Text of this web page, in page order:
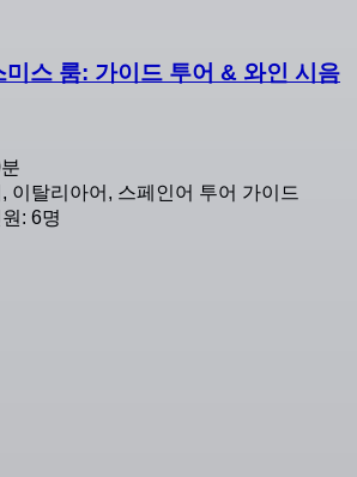
스 룸: 가이드 투어 & 와인 시음
이탈리아어, 스페인어 투어 가이드
: 6명